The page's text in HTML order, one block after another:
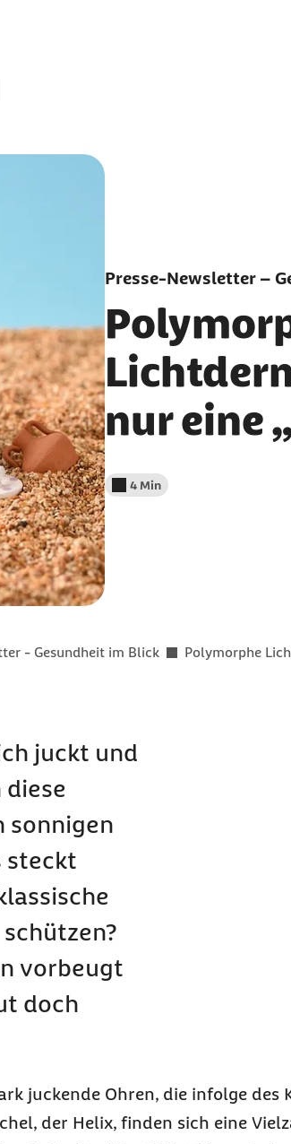
Presse-Newsletter –
nur eine
Lesedauer weniger als
4 Min
- Gesundheit im Blick Polymorphe
juckt und
sonnigen
steckt
vorbeugt
doch
juckende Ohren, die infolge des
der Helix, finden sich eine